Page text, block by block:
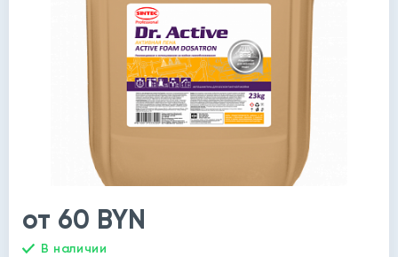
от 60 BYN
В наличии